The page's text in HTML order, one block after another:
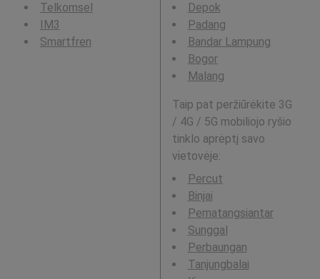
Telkomsel
IM3
Smartfren
Depok
Padang
Bandar Lampung
Bogor
Malang
Taip pat peržiūrėkite 3G
/ 4G / 5G mobiliojo ryšio
tinklo aprėptį savo
vietovėje:
Percut
Binjai
Pematangsiantar
Sunggal
Perbaungan
Tanjungbalai